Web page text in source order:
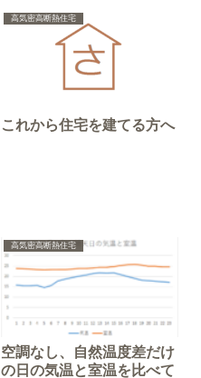
高気密高断熱住宅
これから住宅を建てる方へ
高気密高断熱住宅
空調なし、自然温度差だけ
の日の気温と室温を比べて